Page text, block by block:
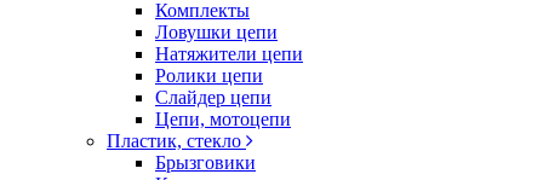
Комплекты
Ловушки цепи
Натяжители цепи
Ролики цепи
Слайдер цепи
Цепи, мотоцепи
Пластик, стекло
Брызговики